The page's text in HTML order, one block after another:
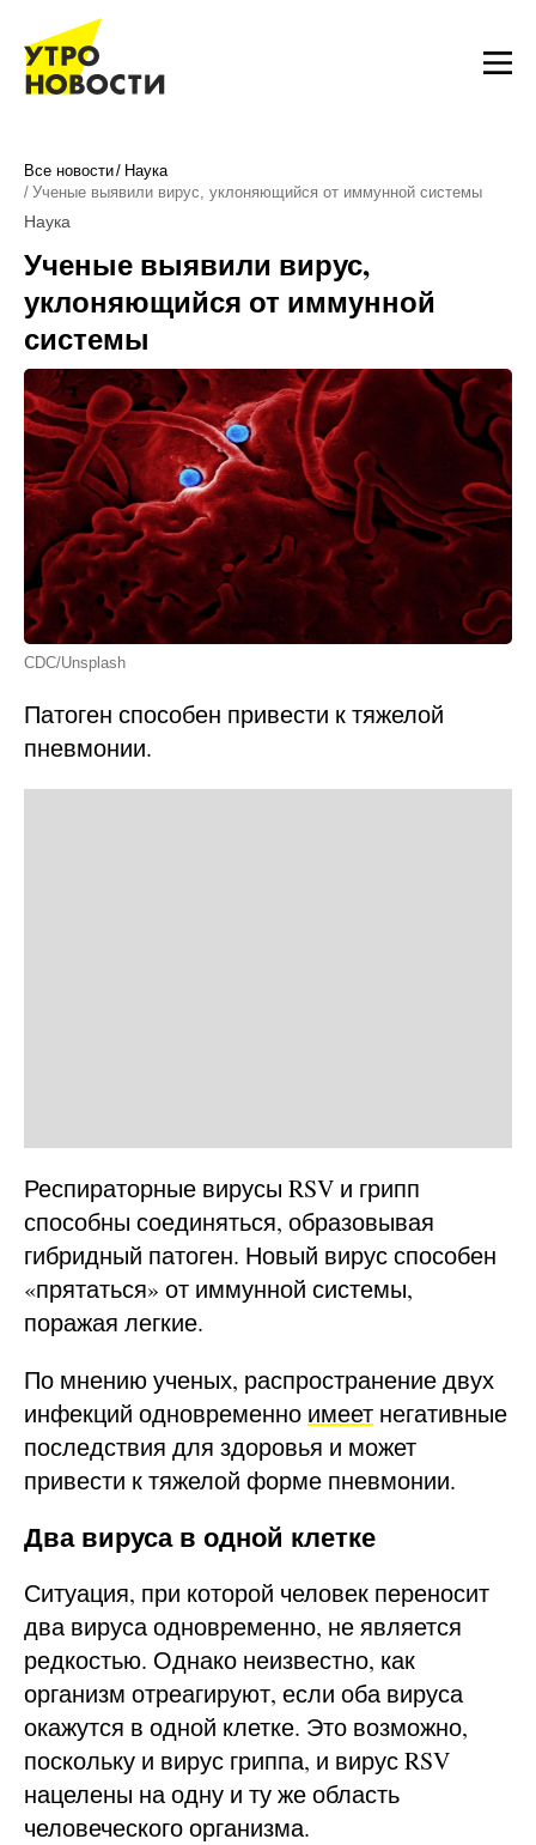
Все новости
Наука
Ученые выявили вирус, уклоняющийся от иммунной системы
Наука
Ученые выявили вирус,
уклоняющийся от иммунной
системы
CDC/Unsplash
Патоген способен привести к тяжелой
пневмонии.
Респираторные вирусы RSV и грипп
способны соединяться, образовывая
гибридный патоген. Новый вирус способен
«прятаться» от иммунной системы,
поражая легкие.
По мнению ученых, распространение двух
инфекций одновременно имеет негативные
последствия для здоровья и может
привести к тяжелой форме пневмонии.
Два вируса в одной клетке
Ситуация, при которой человек переносит
два вируса одновременно, не является
редкостью. Однако неизвестно, как
организм отреагируют, если оба вируса
окажутся в одной клетке. Это возможно,
поскольку и вирус гриппа, и вирус RSV
нацелены на одну и ту же область
человеческого организма.